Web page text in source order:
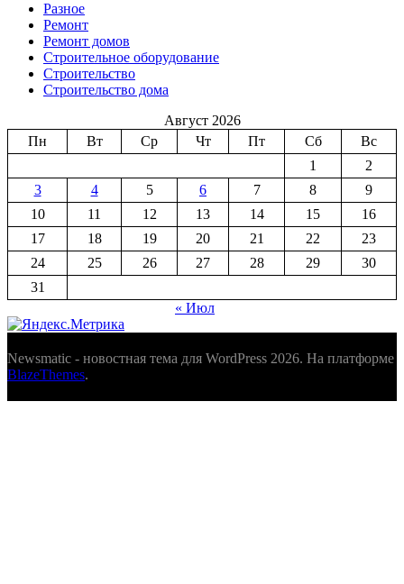
Разное
Ремонт
Ремонт домов
Строительное оборудование
Строительство
Строительство дома
Август 2026
Пн
Вт Ср Чт Пт Сб
Вс
1
2
3
4 5 6 7 8
9
10
11 12 13 14 15
16
17
18 19 20 21 22
23
24
25 26 27 28 29
30
31
« Июл
Newsmatic - новостная тема для WordPress 2026. На платформе
BlazeThemes.